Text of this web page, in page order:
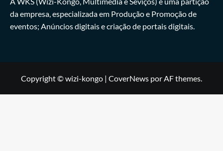
da empresa, especializada em Produção e Promoção de
eventos; Anúncios digitais e criação de portais digitais.
Copyright © wizi-kongo | CoverNews por AF themes.